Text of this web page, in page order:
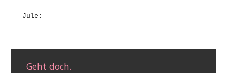
Jule:
Geht doch.